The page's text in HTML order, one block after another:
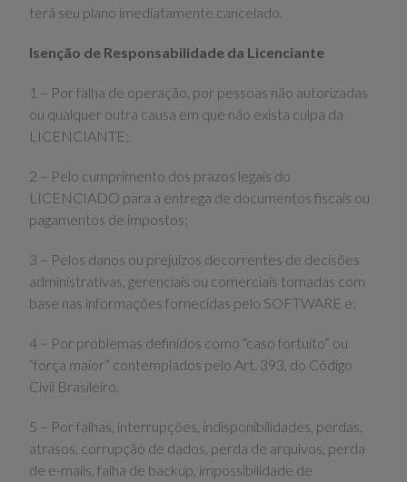
terá seu plano imediatamente cancelado.
Isenção de Responsabilidade da Licenciante
1 – Por falha de operação, por pessoas não autorizadas
ou qualquer outra causa em que não exista culpa da
LICENCIANTE;
2 – Pelo cumprimento dos prazos legais do
LICENCIADO para a entrega de documentos fiscais ou
pagamentos de impostos;
3 – Pelos danos ou prejuízos decorrentes de decisões
administrativas, gerenciais ou comerciais tomadas com
base nas informações fornecidas pelo SOFTWARE e;
4 – Por problemas definidos como “caso fortuito” ou
“força maior” contemplados pelo Art. 393, do Código
Civil Brasileiro.
5 – Por falhas, interrupções, indisponibilidades, perdas,
atrasos, corrupção de dados, perda de arquivos, perda
de e-mails, falha de backup, impossibilidade de